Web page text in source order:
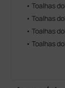
• Toalhas
• Toalhas
• Toalhas
• Toalhas